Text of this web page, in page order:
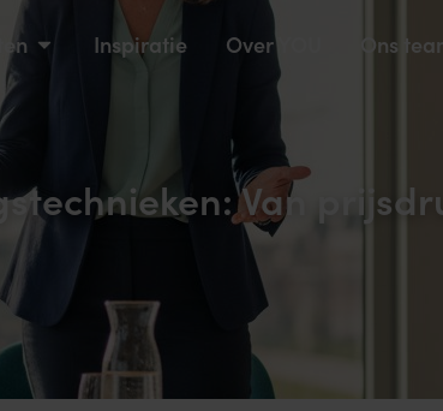
Inspiratie Over YOU Ons
Van